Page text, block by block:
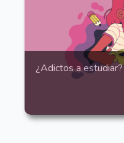
¿Adictos a estudiar?